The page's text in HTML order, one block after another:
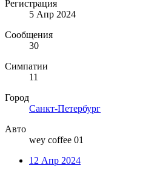
Регистрация
5 Апр 2024
Сообщения
30
Симпатии
11
Город
Санкт-Петербург
Авто
wey coffee 01
12 Апр 2024